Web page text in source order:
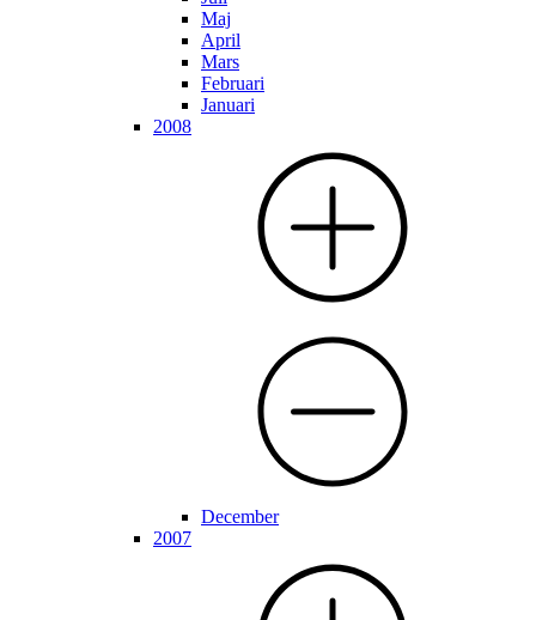
Maj
April
Mars
Februari
Januari
2008
December
2007